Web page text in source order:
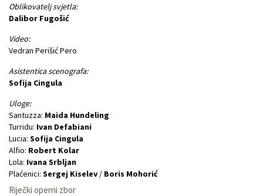
Oblikovatelj svjetla:
Dalibor Fugošić
Video:
Vedran Perišić Pero
Asistentica scenografa:
Sofija Cingula
Uloge:
Santuzza: Maida Hundeling
Turridu: Ivan Defabiani
Lucia: Sofija Cingula
Alfio: Robert Kolar
Lola: Ivana Srbljan
Plaćenici: Sergej Kiselev / Boris Mohorić
Riječki operni zbor